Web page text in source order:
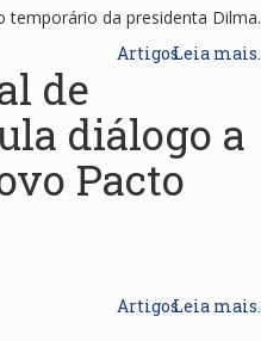
da presidenta
ArtigosLeia
de
diálogo a
Pacto
ArtigosLeia